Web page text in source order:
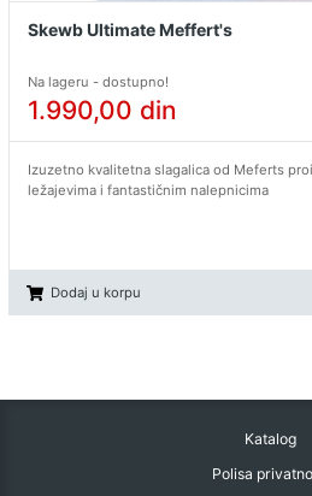
Skewb Ultimate Meffert's
Na lageru - dostupno!
1.990,00 din
Izuzetno kvalitetna slagalica od Meferts
ležajevima i fantastičnim nalepnicima
Dodaj u korpu
Katalog
Polisa